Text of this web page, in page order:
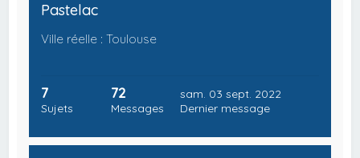
Pastelac
Ville réelle : Toulouse
7
Sujets
72
Messages
sam. 03 sept. 2022
Dernier message